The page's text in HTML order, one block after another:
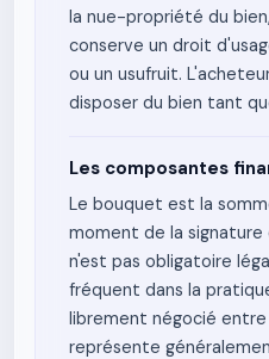
la nue-propriété du
conserve un droit
ou un usufruit.
disposer du bien tant
Les composantes
Le bouquet est la
moment de la
n'est pas obligatoire
fréquent dans la
librement négocié
représente